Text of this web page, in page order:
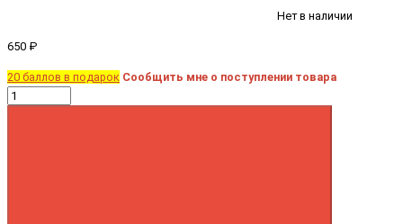
Нет в наличии
650 ₽
20 баллов в подарок Сообщить мне о поступлении товара